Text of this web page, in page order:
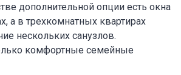
дополнительной опции есть окна
а в трехкомнатных квартирах
нескольких санузлов.
комфортные семейные